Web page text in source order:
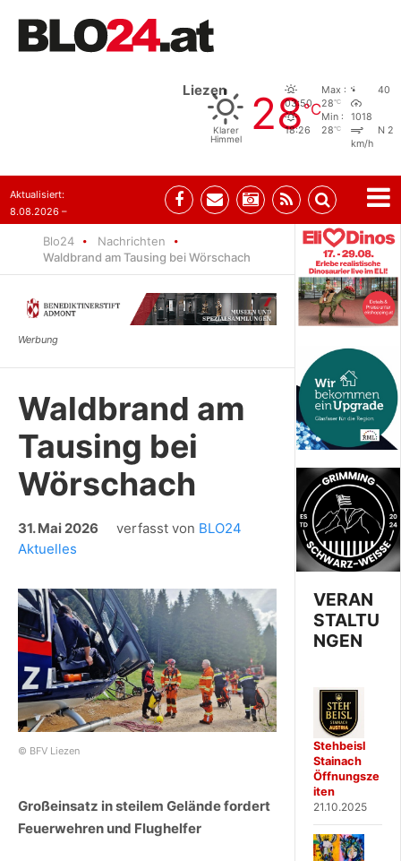
Liezen
Klarer
Himmel
28°C
03:50
18:26
Max :
28°C
Min :
28°C
40
1018
N 2
km/h
Aktualisiert:
8.08.2026 –
Blo24
Nachrichten
Waldbrand am Tausing bei Wörschach
Waldbrand am
Tausing bei
Wörschach
31. Mai 2026 verfasst von BLO24
Aktuelles
© BFV Liezen
Großeinsatz in steilem Gelände fordert
Feuerwehren und Flughelfer
VERAN
STALTU
NGEN
Stehbeisl
Stainach
Öffnungsze
iten
21.10.2025